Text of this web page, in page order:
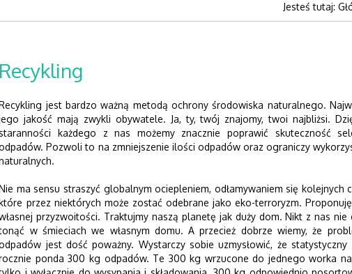
Jesteś tutaj:
Recykling
jest bardzo ważną metodą ochrony środowiska naturalnego.
jakość mają zwykli obywatele. Ja, ty, twój znajomy, twoi najbliżsi.
każdego z nas możemy znacznie poprawić skuteczność
Pozwoli to na zmniejszenie ilości odpadów oraz ograniczy
ma sensu straszyć globalnym ociepleniem, odłamywaniem się kolejnych
przez niektórych może zostać odebrane jako eko-terroryzm.
przyzwoitości. Traktujmy naszą planetę jak duży dom. Nikt z nas nie
w śmieciach we własnym domu. A przecież dobrze wiemy, że
jest dość poważny. Wystarczy sobie uzmysłowić, że statystyczny
ponda 300 kg odpadów. Te 300 kg wrzucone do jednego worka